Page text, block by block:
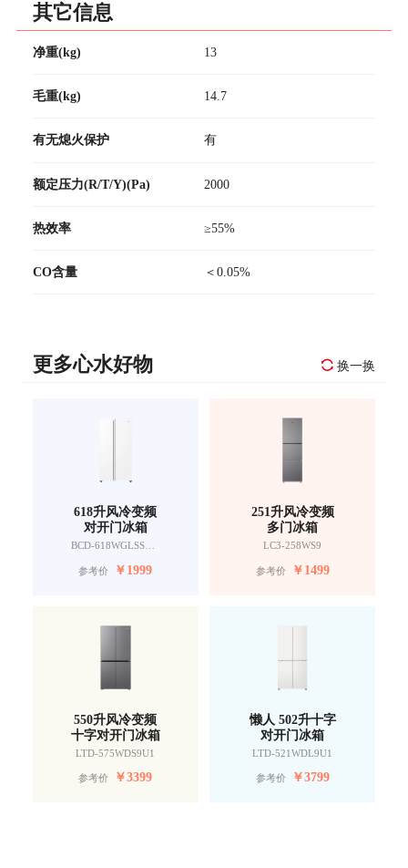
其它信息
净重(kg) 13
毛重(kg) 14.7
有无熄火保护 有
额定压力(R/T/Y)(Pa) 2000
热效率 ≥55%
CO含量 ＜0.05%
更多心水好物 换一换
618升风冷变频
对开门冰箱
BCD-618WGLSSEDW9
参考价 ￥1999
251升风冷变频
多门冰箱
LC3-258WS9
参考价 ￥1499
550升风冷变频
十字对开门冰箱
LTD-575WDS9U1
参考价 ￥3399
懒人 502升十字
对开门冰箱
LTD-521WDL9U1
参考价 ￥3799